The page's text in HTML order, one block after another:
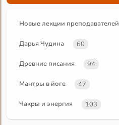
Новые лекции преподавателей
Дарья Чудина 60
Древние писания 94
Мантры в йоге 47
Чакры и энергия 103